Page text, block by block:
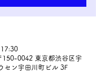
150-0042 東京都渋谷区宇
セン宇田川町ビル 3F